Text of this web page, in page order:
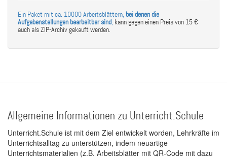
Ein Paket mit ca. 10000 Arbeitsblättern, bei denen die
Aufgabenstellungen bearbeitbar sind, kann gegen einen Preis von 15 €
auch als ZIP-Archiv gekauft werden.
Allgemeine Informationen zu Unterricht.Schule
Unterricht.Schule ist mit dem Ziel entwickelt worden, Lehrkräfte im
Unterrichtsalltag zu unterstützen, indem neuartige
Unterrichtsmaterialien (z.B. Arbeitsblätter mit QR-Code mit dazu